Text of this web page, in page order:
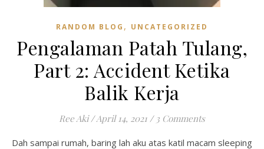
RANDOM BLOG , UNCATEGORIZED
Pengalaman Patah Tulang,
Part 2: Accident Ketika
Balik Kerja
Ree Aki /April 14, 2021 / 3 Comments
Dah sampai rumah, baring lah aku atas katil macam sleeping